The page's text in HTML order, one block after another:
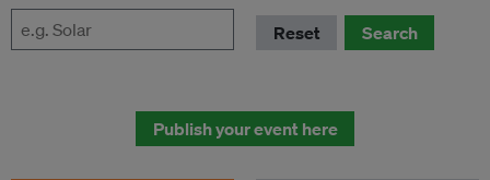
Reset Search
Publish your event here